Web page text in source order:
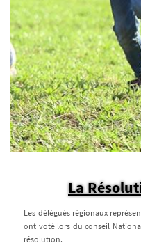
La
Les délégués régionaux
ont voté lors du conseil
résolution.